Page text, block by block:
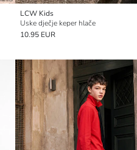
LCW Kids
Uske dječje keper hlače
10.95 EUR